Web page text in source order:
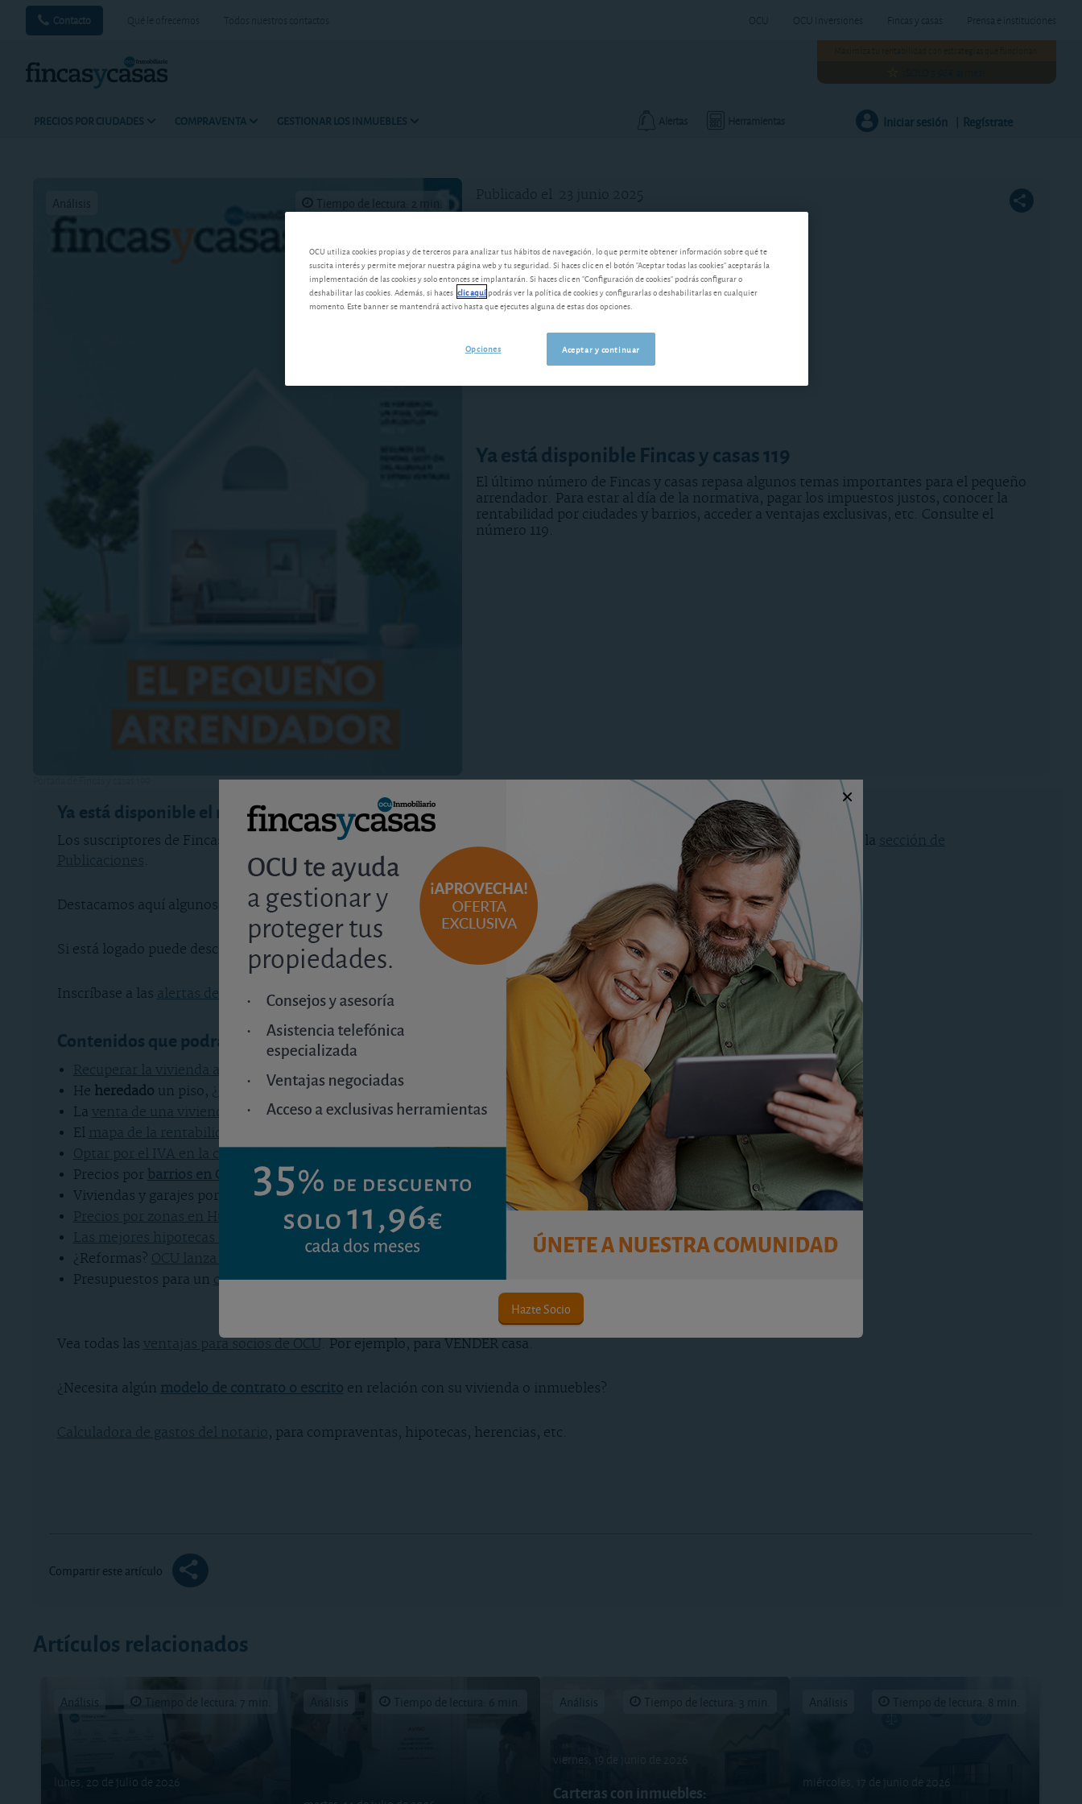
Hazte Socio
Contacto Qué le ofrecemos Todos nuestros contactos OCU OCU Inversiones Fincas y casas Prensa e instituciones
PRECIOS POR CIUDADES COMPRAVENTA GESTIONAR LOS INMUEBLES
Maximiza tu rentabilidad con estrategias que funcionan.
Iniciar sesión | Regístrate
Análisis Tiempo de lectura: 2 min. Publicado el 23 junio 2025
Ya está disponible Fincas y casas 119
El último número de Fincas y casas repasa algunos temas importantes para el pequeño
arrendador. Para estar al día de la normativa, pagar los impuestos justos, conocer la
rentabilidad por ciudades y barrios, acceder a ventajas exclusivas, etc. Consulte el
número 119.
Ya está disponible el número 119 de Fincas y casas
Los suscriptores de Fincas y casas ya tienen disponible y pueden descargarse el último número de la revista en formato pdf, en la sección de
Publicaciones.
Destacamos aquí algunos de los temas que podrá ver en la revista.
Si está logado puede descargar la revista y puede estar al día de todas las novedades.
Inscríbase a las alertas de OCU Inmobiliario para recibir al día los nuevos contenidos de la web.
Contenidos que podrá consultar en la revista
Recuperar la vivienda alquilada por necesidad
He heredado un piso, ¿ qué tipo de alquiler interesa? Cómo sacarle partido.
La venta de una vivienda alquilada.
El mapa de la rentabilidad por alquiler
Optarpor el IVA en la compra
Precios por barrios en Cádiz
Viviendas y garajes por
barrios en Palma
Precios por zonas en Huelva
Las mejores hipotecas de junio 2025
¿Reformas? OCU lanza la plataforma HORIS
Presupuestos para un cambio de ventanas.
Vea todas las ventajas para socios de OCU. Por ejemplo, para VENDER casa.
¿Necesita algún modelo de contrato o escrito en relación con su vivienda o inmuebles?
Calculadora de gastos del notario , para compraventas, hipotecas, herencias, etc.
Compartir este artículo
Artículos relacionados
Análisis Tiempo de lectura: 7 min.
lunes, 20 de julio de 2026
Tiempo de lectura: 6 min. Análisis Tiempo de lectura: 3 min.
viernes, 19 de junio de 2026
Carteras con inmuebles:
Tiempo de lectura: 8 min.
miércoles, 17 de junio de 2026
OCU utiliza cookies propias y de terceros para analizar tus hábitos de navegación, lo que permite obtener información sobre qué te
suscita interés y permite mejorar nuestra página web y tu seguridad. Si haces clic en el botón "Aceptar todas las cookies" aceptarás la
implementación de las cookies y solo entonces se implantarán. Si haces clic en "Configuración de cookies" podrás configurar o
deshabilitar las cookies. Además, si haces clic aquípodrás ver la política de cookies y configurarlas o deshabilitarlas en cualquier
momento. Este banner se mantendrá activo hasta que ejecutes alguna de estas dos opciones.
Aceptar y continuar
Opciones